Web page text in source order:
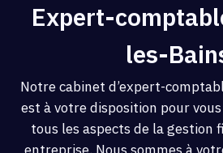
Expert-
les-
Notre cabinet d’expert-
est à votre disposition pour
tous les aspects de la gestion